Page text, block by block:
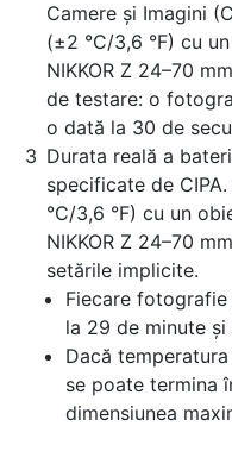
Camere și Imagini
(±2 °C/3,6 °F) cu
NIKKOR Z 24–70
de testare: o
o dată la 30 de
Durata reală a
specificate de
°C/3,6 °F) cu un
NIKKOR Z 24–70
setările implicite.
Fiecare
la 29 de minute
Dacă
se poate termina
dimensiunea